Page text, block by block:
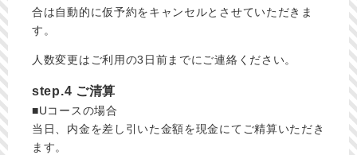
合は自動的に仮予約をキャンセルとさせていただきま
す。
人数変更はご利用の3日前までにご連絡ください。
step.4 ご清算
■Uコースの場合
当日、内金を差し引いた金額を現金にてご精算いただき
ます。